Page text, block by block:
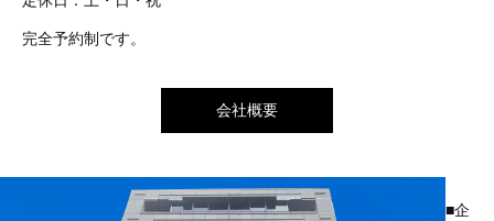
完全予約制です。
会社概要
■企